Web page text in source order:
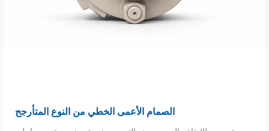
الصمام الأعمى الخطي من النوع المتأرجح